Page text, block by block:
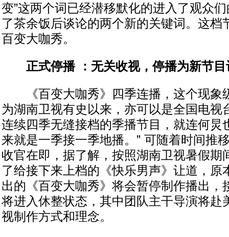
变”这两个词已经潜移默化的进入了观众
了茶余饭后谈论的两个新的关键词。这档
百变大咖秀。
正式停播 ：无关收视，停播为新节目
《百变大咖秀》四季连播，这个现象
为湖南卫视有史以来，亦可以是全国电视
连续四季无缝接档的季播节目，就连何炅
来就是一季接一季地播。” 可随着时间推
收官在即，据了解，按照湖南卫视暑假期
了给接下来上档的《快乐男声》让道，原
出的《百变大咖秀》将会暂停制作播出，
将进入休整状态，其中团队主干导演将赴
视制作方式和理念。